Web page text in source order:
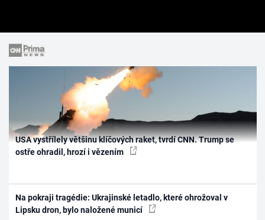
USA vystřílely většinu klíčových raket, tvrdí CNN. Trump se
ostře ohradil, hrozí i vězením
Na pokraji tragédie: Ukrajinské letadlo, které ohrožoval v
Lipsku dron, bylo naložené municí